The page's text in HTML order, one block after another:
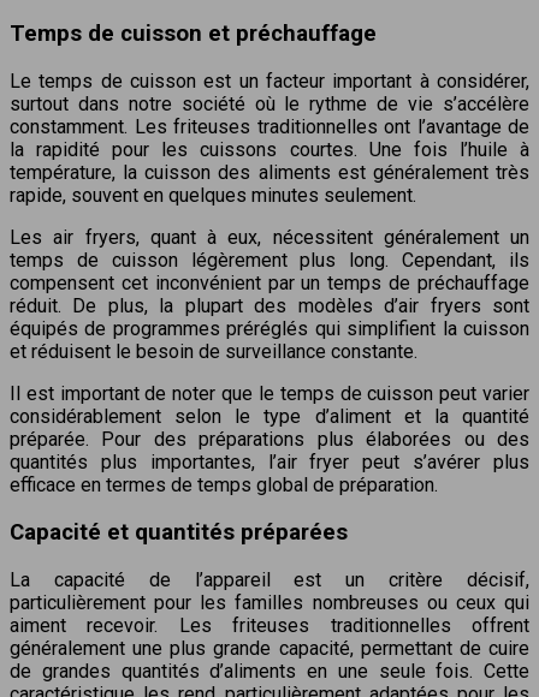
Temps de cuisson et préchauffage
Le temps de cuisson est un facteur important à considérer,
surtout dans notre société où le rythme de vie s’accélère
constamment. Les friteuses traditionnelles ont l’avantage de
la rapidité pour les cuissons courtes. Une fois l’huile à
température, la cuisson des aliments est généralement très
rapide, souvent en quelques minutes seulement.
Les air fryers, quant à eux, nécessitent généralement un
temps de cuisson légèrement plus long. Cependant, ils
compensent cet inconvénient par un temps de préchauffage
réduit. De plus, la plupart des modèles d’air fryers sont
équipés de programmes préréglés qui simplifient la cuisson
et réduisent le besoin de surveillance constante.
Il est important de noter que le temps de cuisson peut varier
considérablement selon le type d’aliment et la quantité
préparée. Pour des préparations plus élaborées ou des
quantités plus importantes, l’air fryer peut s’avérer plus
efficace en termes de temps global de préparation.
Capacité et quantités préparées
La capacité de l’appareil est un critère décisif,
particulièrement pour les familles nombreuses ou ceux qui
aiment recevoir. Les friteuses traditionnelles offrent
généralement une plus grande capacité, permettant de cuire
de grandes quantités d’aliments en une seule fois. Cette